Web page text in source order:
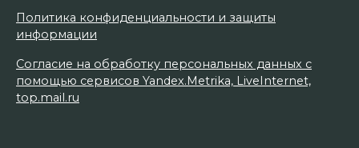
Политика конфиденциальности и защиты
информации
Согласие на обработку персональных данных с
помощью сервисов Yandex.Metrika, LiveInternet,
top.mail.ru